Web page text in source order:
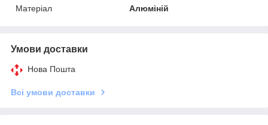
Матеріал
Алюміній
Умови доставки
Нова Пошта
Всі умови доставки